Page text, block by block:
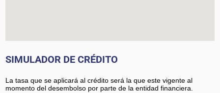
SIMULADOR DE CRÉDITO
La tasa que se aplicará al crédito será la que este vigente al
momento del desembolso por parte de la entidad financiera.